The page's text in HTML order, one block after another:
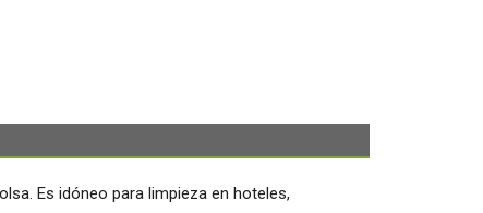
Es idóneo para limpieza en hoteles,